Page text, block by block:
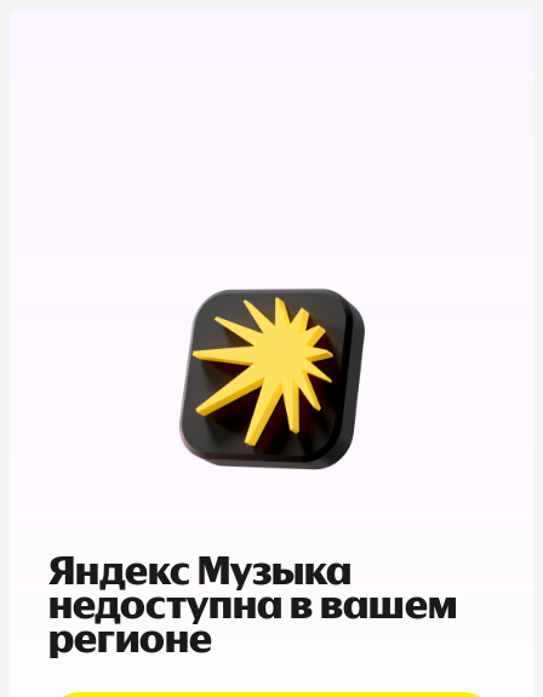
Яндекс Музыка
недоступна в вашем
регионе